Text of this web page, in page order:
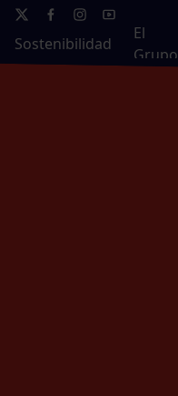
Sostenibilidad
El
Grupo